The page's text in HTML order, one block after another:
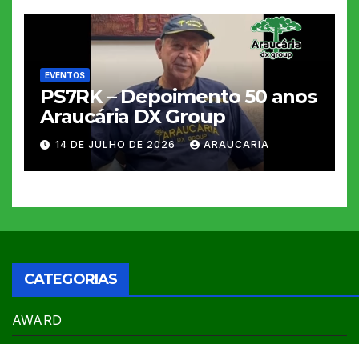
EVENTOS
PS7RK – Depoimento 50 anos
Araucária DX Group
14 DE JULHO DE 2026 ARAUCARIA
CATEGORIAS
AWARD